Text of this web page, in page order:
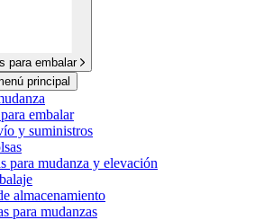
para embalar
principal
embalar
y suministros
para mudanza y elevación
almacenamiento
para mudanzas